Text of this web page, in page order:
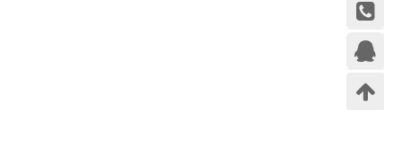
首页
在线咨